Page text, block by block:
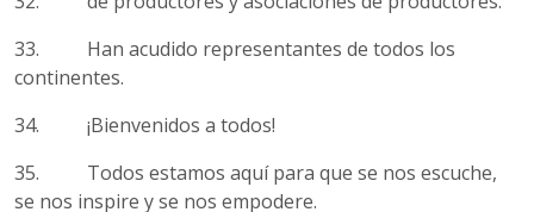
33. Han acudido representantes de todos los
continentes.
34. ¡Bienvenidos a todos!
35. Todos estamos aquí para que se nos escuche,
se nos inspire y se nos empodere.